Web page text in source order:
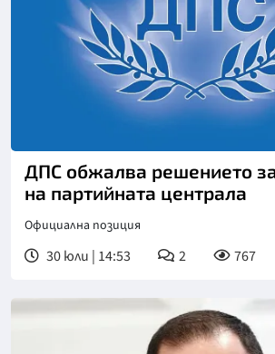
ДПС обжалва решението
на партийната централа
Официална позиция
30 юли | 14:53 2 767